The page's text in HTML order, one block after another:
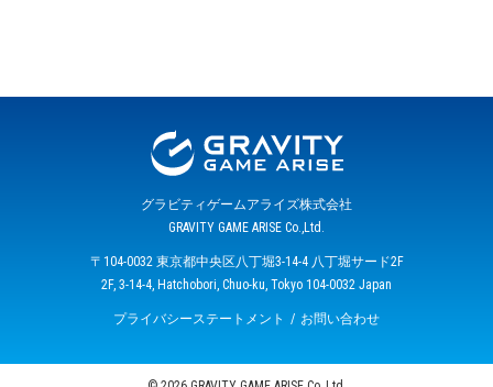
グラビティゲームアライズ株式会社
GRAVITY GAME ARISE Co.,Ltd.
〒104-0032 東京都中央区八丁堀3-14-4 八丁堀サード2F
2F, 3-14-4, Hatchobori, Chuo-ku, Tokyo 104-0032 Japan
プライバシーステートメント お問い合わせ